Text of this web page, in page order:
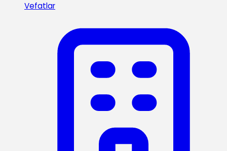
Vefatlar